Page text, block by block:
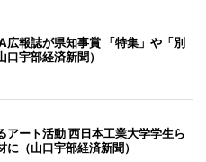
広報誌が県知事賞 「特集」や「別
宇部経済新聞）
アート活動 西日本工業大学学生ら
（山口宇部経済新聞）